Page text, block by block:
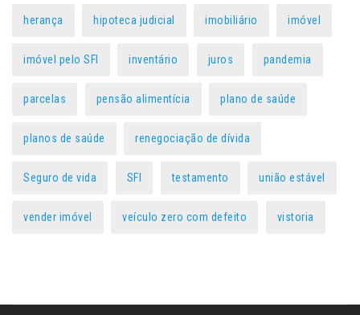
herança hipoteca judicial imobiliário imóvel
imóvel pelo SFI inventário juros pandemia
parcelas pensão alimentícia plano de saúde
planos de saúde renegociação de dívida
Seguro de vida SFI testamento união estável
vender imóvel veículo zero com defeito vistoria